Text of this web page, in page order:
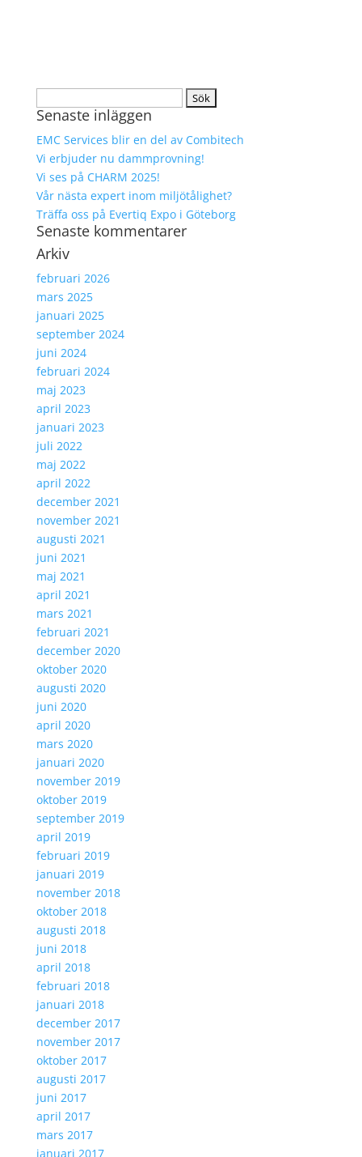
efter:
Senaste inläggen
EMC Services blir en del av Combitech
Vi erbjuder nu dammprovning!
Vi ses på CHARM 2025!
Vår nästa expert inom miljötålighet?
Träffa oss på Evertiq Expo i Göteborg
Senaste kommentarer
Arkiv
februari 2026
mars 2025
januari 2025
september 2024
juni 2024
februari 2024
maj 2023
april 2023
januari 2023
juli 2022
maj 2022
april 2022
december 2021
november 2021
augusti 2021
juni 2021
maj 2021
april 2021
mars 2021
februari 2021
december 2020
oktober 2020
augusti 2020
juni 2020
april 2020
mars 2020
januari 2020
november 2019
oktober 2019
september 2019
april 2019
februari 2019
januari 2019
november 2018
oktober 2018
augusti 2018
juni 2018
april 2018
februari 2018
januari 2018
december 2017
november 2017
oktober 2017
augusti 2017
juni 2017
april 2017
mars 2017
januari 2017